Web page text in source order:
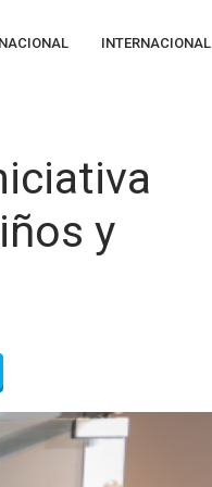
NACIONAL INTERNACIONAL
y